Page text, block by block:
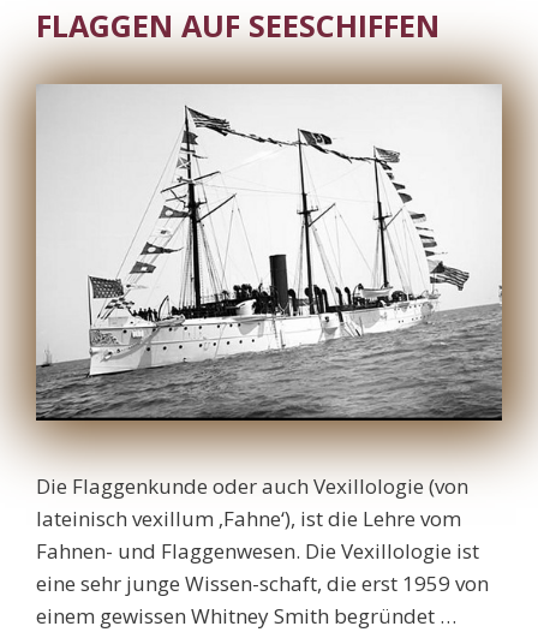
FLAGGEN AUF SEESCHIFFEN
Die Flaggenkunde oder auch Vexillologie (von
lateinisch vexillum ‚Fahne‘), ist die Lehre vom
Fahnen- und Flaggenwesen. Die Vexillologie ist
eine sehr junge Wissen-schaft, die erst 1959 von
einem gewissen Whitney Smith begründet …